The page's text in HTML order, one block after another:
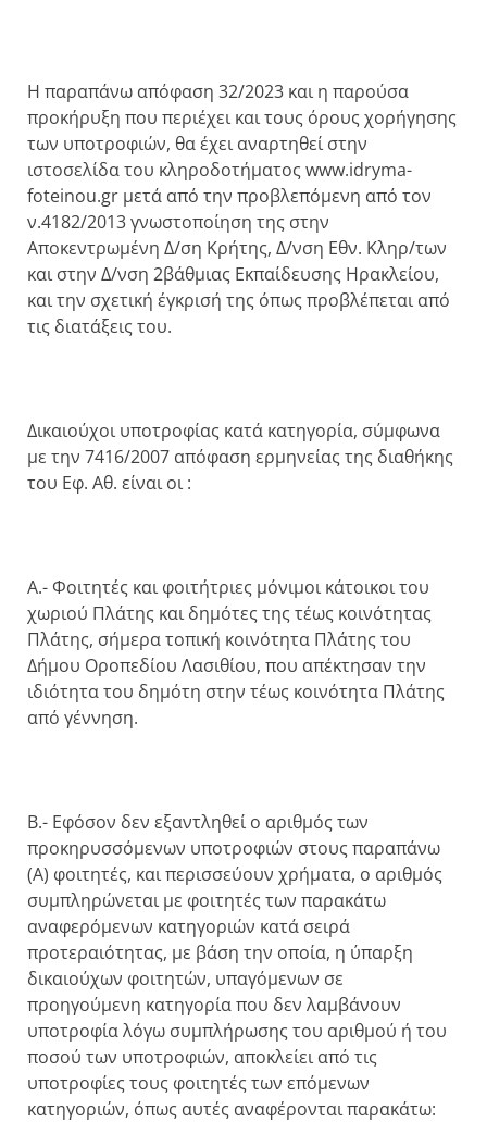
Η παραπάνω απόφαση 32/2023 και η παρούσα
προκήρυξη που περιέχει και τους όρους χορήγησης
των υποτροφιών, θα έχει αναρτηθεί στην
ιστοσελίδα του κληροδοτήματος www.idryma-
foteinou.gr μετά από την προβλεπόμενη από τον
ν.4182/2013 γνωστοποίηση της στην
Αποκεντρωμένη Δ/ση Κρήτης, Δ/νση Εθν. Κληρ/των
και στην Δ/νση 2βάθμιας Εκπαίδευσης Ηρακλείου,
και την σχετική έγκρισή της όπως προβλέπεται από
τις διατάξεις του.
Δικαιούχοι υποτροφίας κατά κατηγορία, σύμφωνα
με την 7416/2007 απόφαση ερμηνείας της διαθήκης
του Εφ. Αθ. είναι οι :
Α.- Φοιτητές και φοιτήτριες μόνιμοι κάτοικοι του
χωριού Πλάτης και δημότες της τέως κοινότητας
Πλάτης, σήμερα τοπική κοινότητα Πλάτης του
Δήμου Οροπεδίου Λασιθίου, που απέκτησαν την
ιδιότητα του δημότη στην τέως κοινότητα Πλάτης
από γέννηση.
Β.- Εφόσον δεν εξαντληθεί ο αριθμός των
προκηρυσσόμενων υποτροφιών στους παραπάνω
(Α) φοιτητές, και περισσεύουν χρήματα, ο αριθμός
συμπληρώνεται με φοιτητές των παρακάτω
αναφερόμενων κατηγοριών κατά σειρά
προτεραιότητας, με βάση την οποία, η ύπαρξη
δικαιούχων φοιτητών, υπαγόμενων σε
προηγούμενη κατηγορία που δεν λαμβάνουν
υποτροφία λόγω συμπλήρωσης του αριθμού ή του
ποσού των υποτροφιών, αποκλείει από τις
υποτροφίες τους φοιτητές των επόμενων
κατηγοριών, όπως αυτές αναφέρονται παρακάτω: